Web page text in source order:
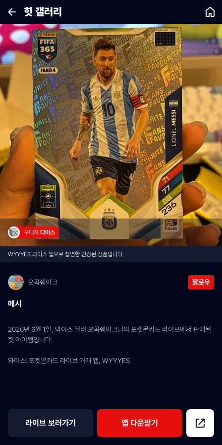
힛 갤러리
구매자 다이스
WYYYES 와이스 앱으로 촬영한 인증된 상품입니다
오곡쉐이크 팔로우
메시
2026년 6월 1일, 와이스 딜러 오곡쉐이크님의 포켓몬카드 라이브에서 판매된
힛 아이템입니다.
와이스: 포켓몬카드 라이브 거래 앱, WYYYES
라이브 보러가기 앱 다운받기